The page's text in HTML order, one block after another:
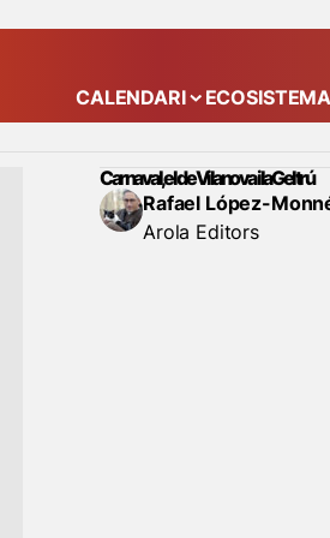
CALENDARI Mostra el
ECOSISTEMA
Carnaval, el de Vilanova i la Geltrú
Rafael López-
Arola Editors